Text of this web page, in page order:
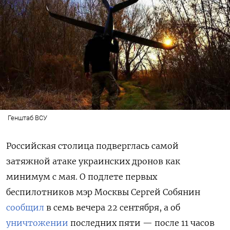
Генштаб ВСУ
Российская столица подверглась самой
затяжной атаке украинских дронов как
минимум с мая. О подлете первых
беспилотников мэр Москвы Сергей Собянин
сообщил в семь вечера 22 сентября, а об
уничтожении последних пяти — после 11 часов